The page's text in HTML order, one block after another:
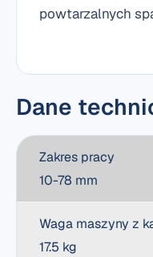
powtarzalnych
Dane
Zakres pracy
10-78 mm
Waga maszyny z
17.5 kg